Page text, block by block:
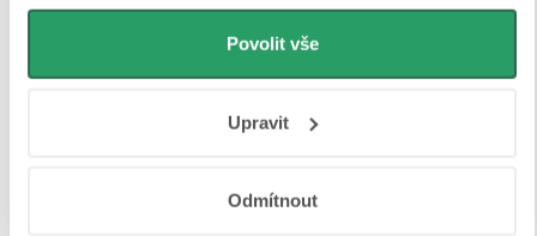
můžeme používat cookies pro analytiku a
personalizovanou reklamu. Jak Google zpracovává
osobní údaje najdete na stránkách
Povolit vše
Upravit
Odmítnout